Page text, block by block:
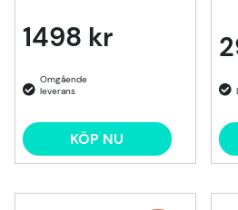
1498 kr
KÖP NU